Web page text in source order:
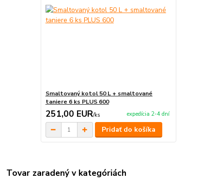
Smaltovaný kotol 50 L + smaltované
taniere 6 ks PLUS 600
251,00 EUR/ks expedícia 2-4 dní
Pridať do košíka
Tovar zaradený v kategóriách